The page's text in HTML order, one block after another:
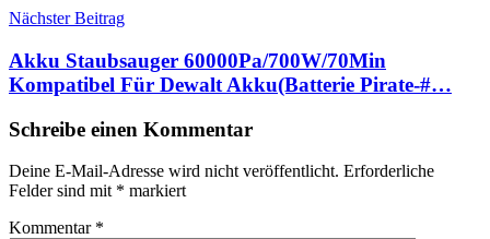
Nächster Beitrag
Akku Staubsauger 60000Pa/700W/70Min
Kompatibel Für Dewalt Akku(Batterie Pirate-#…
Schreibe einen Kommentar
Deine E-Mail-Adresse wird nicht veröffentlicht. Erforderliche
Felder sind mit * markiert
Kommentar *